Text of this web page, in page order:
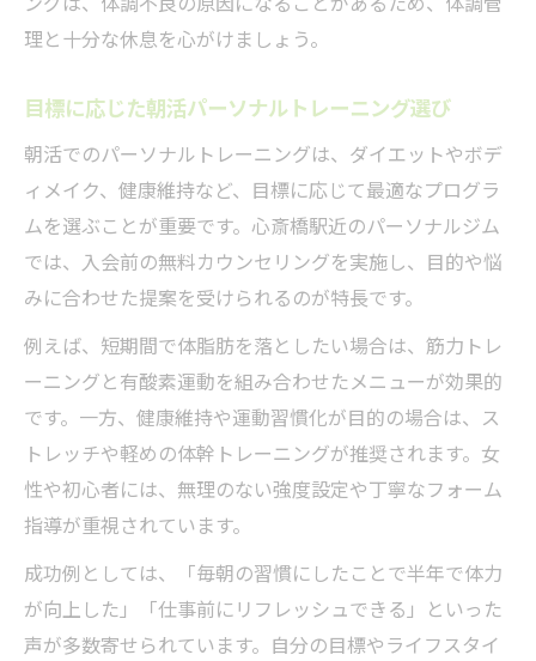
理と十分な休息を心がけましょう。
目標に応じた朝活パーソナルトレーニング選び
朝活でのパーソナルトレーニングは、ダイエットやボデ
ィメイク、健康維持など、目標に応じて最適なプログラ
ムを選ぶことが重要です。心斎橋駅近のパーソナルジム
では、入会前の無料カウンセリングを実施し、目的や悩
みに合わせた提案を受けられるのが特長です。
例えば、短期間で体脂肪を落としたい場合は、筋力トレ
ーニングと有酸素運動を組み合わせたメニューが効果的
です。一方、健康維持や運動習慣化が目的の場合は、ス
トレッチや軽めの体幹トレーニングが推奨されます。女
性や初心者には、無理のない強度設定や丁寧なフォーム
指導が重視されています。
成功例としては、「毎朝の習慣にしたことで半年で体力
が向上した」「仕事前にリフレッシュできる」といった
声が多数寄せられています。自分の目標やライフスタイ